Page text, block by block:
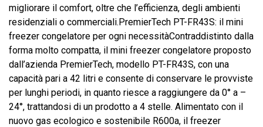
migliorare il comfort, oltre che l’efficienza, degli ambienti
residenziali o commerciali.PremierTech PT-FR43S: il mini
freezer congelatore per ogni necessitàContraddistinto dalla
forma molto compatta, il mini freezer congelatore proposto
dall’azienda PremierTech, modello PT-FR43S, con una
capacità pari a 42 litri e consente di conservare le provviste
per lunghi periodi, in quanto riesce a raggiungere da 0° a –
24°, trattandosi di un prodotto a 4 stelle. Alimentato con il
nuovo gas ecologico e sostenibile R600a, il freezer